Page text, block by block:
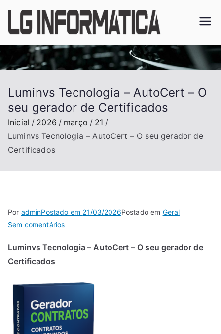
conteúdo
Luminvs Tecnologia – AutoCert – O
seu gerador de Certificados
Inicial 2026 março
21
Luminvs Tecnologia – AutoCert – O seu gerador de
Certificados
Por adminPostado em 21/03/2026Postado em Geral
Sem comentáriosem
Tecnologia
–
seu
gerador
Luminvs Tecnologia – AutoCert – O seu gerador de
Certificados